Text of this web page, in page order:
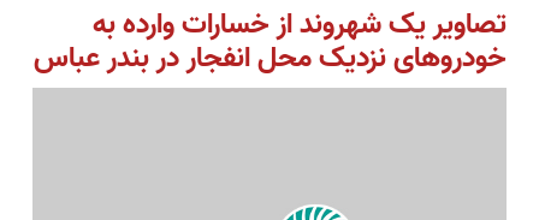
تصاویر یک شهروند از خسارات وارده به
خودروهای نزدیک محل انفجار در بندر عباس